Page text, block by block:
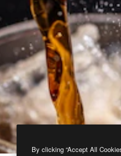
By clicking “Accept All